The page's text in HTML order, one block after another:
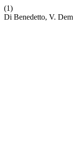
(1)
Di Benedetto, V.